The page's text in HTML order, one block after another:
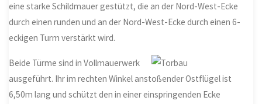
eine starke Schildmauer gestützt, die an der Nord-West-Ecke
durch einen runden und an der Nord-West-Ecke durch einen 6-
eckigen Turm verstärkt wird.
Beide Türme sind in Vollmauerwerk
ausgeführt. Ihr im rechten Winkel anstoßender Ostflügel ist
6,50m lang und schützt den in einer einspringenden Ecke